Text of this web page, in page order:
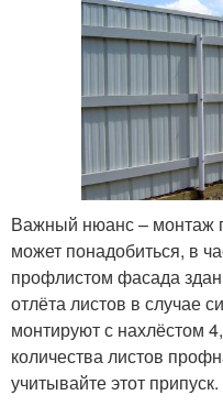
Важный нюанс – монтаж
может понадобиться, в
профлистом фасада
отлёта листов в случае
монтируют с нахлёстом
количества листов
учитывайте этот припуск.